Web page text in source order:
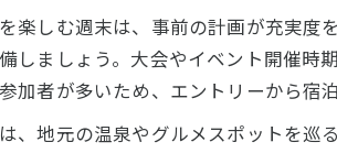
リザル
楽しむ週末は、事前の計画が充実度
しましょう。大会やイベント開催時
加者が多いため、エントリーから宿
、地元の温泉やグルメスポットを